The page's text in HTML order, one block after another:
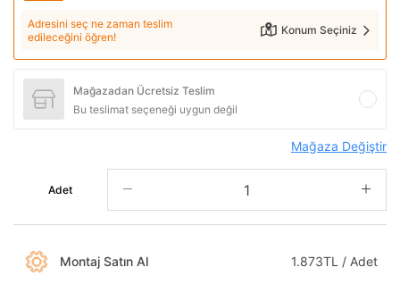
Adresini seç ne zaman teslim
edileceğini öğren!
Konum Seçiniz
Mağazadan Ücretsiz Teslim
Bu teslimat seçeneği uygun değil
Mağaza Değiştir
Adet
Montaj Satın Al 1.873TL / Adet